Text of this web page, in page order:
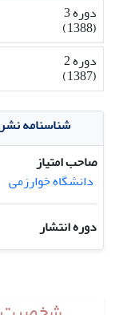
دوره 3
(1388)
دوره 2
(1387)
شناسنامه
صاحب امتیاز
دانشگاه خوارزمی
دوره انتشار